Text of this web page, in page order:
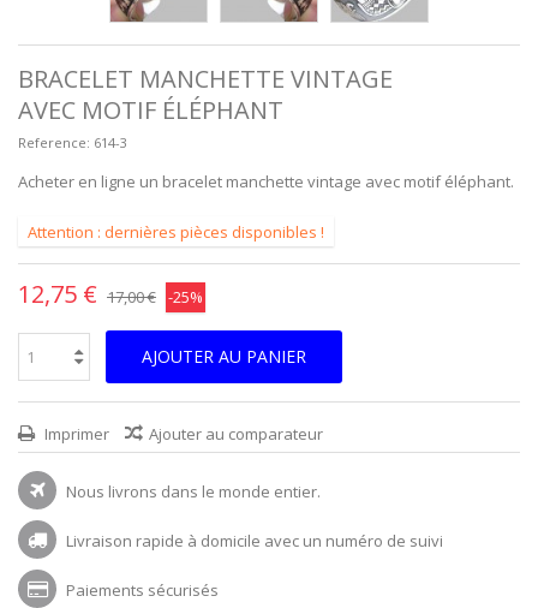
BRACELET MANCHETTE VINTAGE
AVEC MOTIF ÉLÉPHANT
Reference: 614-3
Acheter en ligne un bracelet manchette vintage avec motif éléphant.
Attention : dernières pièces disponibles !
12,75 € 17,00 € -25%
AJOUTER AU PANIER
Imprimer Ajouter au comparateur
Nous livrons dans le monde entier.
Livraison rapide à domicile avec un numéro de suivi
Paiements sécurisés